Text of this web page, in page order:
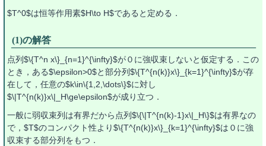
$T^0$は恒等作用素$H\to H$であると定める．
(1)の解答
点列$\{T^n x\}_{n=1}^{\infty}$が０に強収束しないと仮定する．この
とき，ある$\epsilon>0$と部分列$\{T^{n(k)}x\}_{k=1}^{\infty}$が存
在して，任意の$k\in\{1,2,\dots\}$に対し
$\|T^{n(k)}x\|_H\ge\epsilon$が成り立つ．
一般に弱収束列は有界だから点列$\{\|T^{n(k)-1}x\|_H\}$は有界なの
で，$T$のコンパクト性より$\{T^{n(k)}x\}_{k=1}^{\infty}$は０に強
収束する部分列をもつ．